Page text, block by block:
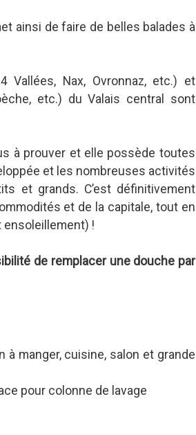
ainsi de faire de belles balades à
Vallées, Nax, Ovronnaz, etc.) et
etc.) du Valais central sont
à prouver et elle possède toutes
et les nombreuses activités
et grands. C’est définitivement
et de la capitale, tout en
ensoleillement) !
de remplacer une douche par
à manger, cuisine, salon et grande
pour colonne de lavage